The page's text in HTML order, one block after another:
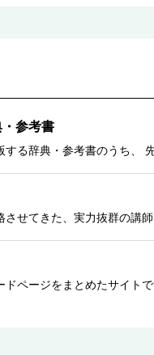
参考書
る辞典・参考書のうち、
せてきた、実力抜群の講
ページをまとめたサイトで